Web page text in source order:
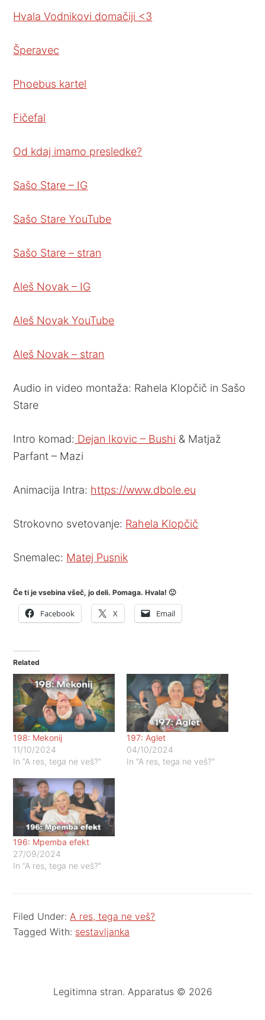
Hvala Vodnikovi domačiji <3
Šperavec
Phoebus kartel
Fičefal
Od kdaj imamo presledke?
Sašo Stare – IG
Sašo Stare YouTube
Sašo Stare – stran
Aleš Novak – IG
Aleš Novak YouTube
Aleš Novak – stran
Audio in video montaža: Rahela Klopčič in Sašo
Stare
Intro komad: Dejan Ikovic – Bushi & Matjaž
Parfant – Mazi
Animacija Intra: https://www.dbole.eu
Strokovno svetovanje: Rahela Klopčič
Snemalec: Matej Pusnik
Če ti je vsebina všeč, jo deli. Pomaga. Hvala! 🙂
Facebook X Email
Related
198: Mekonij
11/10/2024
In "A res, tega ne veš?"
197: Aglet
04/10/2024
In "A res, tega ne veš?"
196: Mpemba efekt
27/09/2024
In "A res, tega ne veš?"
Filed Under:A res, tega ne veš?
Tagged With: sestavljanka
Legitimna stran. Apparatus © 2026